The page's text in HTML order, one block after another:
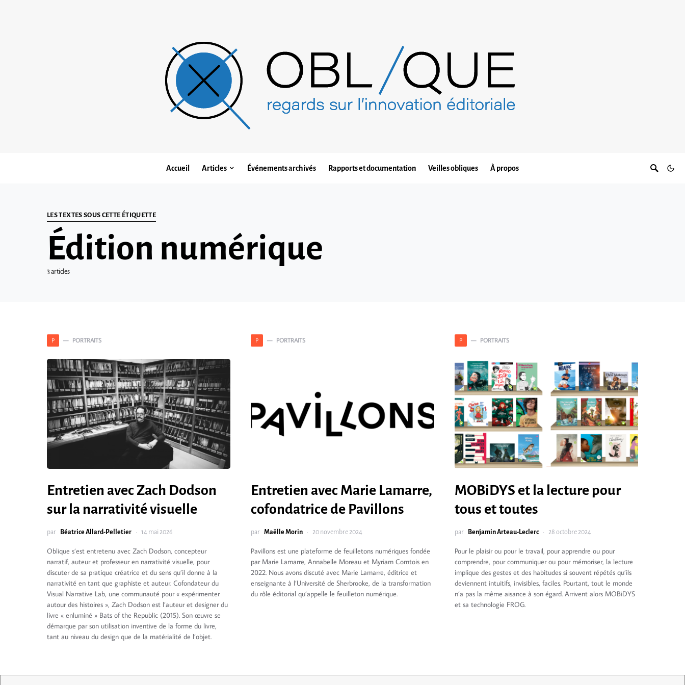
Accueil Articles Événements archivés Rapports et documentation Veilles obliques À propos
LES TEXTES SOUS CETTE ÉTIQUETTE
Édition numérique
3 articles
P PORTRAITS
Entretien avec Zach Dodson
sur la narrativité visuelle
par Béatrice Allard-Pelletier 14 mai 2026
Oblique s’est entretenu avec Zach Dodson, concepteur
narratif, auteur et professeur en narrativité visuelle, pour
discuter de sa pratique créatrice et du sens qu’il donne à la
narrativité en tant que graphiste et auteur. Cofondateur du
Visual Narrative Lab, une communauté pour « expérimenter
autour des histoires », Zach Dodson est l’auteur et designer du
livre « enluminé » Bats of the Republic (2015). Son œuvre se
démarque par son utilisation inventive de la forme du livre,
tant au niveau du design que de la matérialité de l’objet.
P PORTRAITS
Entretien avec Marie Lamarre,
cofondatrice de Pavillons
par Maëlle Morin 20 novembre 2024
Pavillons est une plateforme de feuilletons numériques fondée
par Marie Lamarre, Annabelle Moreau et Myriam Comtois en
2022. Nous avons discuté avec Marie Lamarre, éditrice et
enseignante à l’Université de Sherbrooke, de la transformation
du rôle éditorial qu’appelle le feuilleton numérique.
P PORTRAITS
MOBiDYS et la lecture pour
tous et toutes
par Benjamin Arteau-Leclerc 28 octobre 2024
Pour le plaisir ou pour le travail, pour apprendre ou pour
comprendre, pour communiquer ou pour mémoriser, la lecture
implique des gestes et des habitudes si souvent répétés qu’ils
deviennent intuitifs, invisibles, faciles. Pourtant, tout le monde
n’a pas la même aisance à son égard. Arrivent alors MOBiDYS
et sa technologie FROG.